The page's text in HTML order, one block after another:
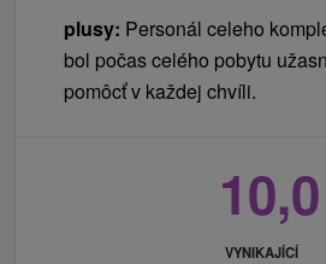
Osoby na přistýlce mají v
ubytování, stravu a vstup do
Dětský koutek.
místní poplatek 2 € / osoba /
za zvíře 20 € / noc
Parkování:Parkoviště je
rampou a neplacené.
Internet:WiFi v celém hotelu
Ubytování se
plusy: Personál celeho
bol počas celého pobytu
pomôcť v každej chvíli.
10,0
VYNIKAJÍCÍ